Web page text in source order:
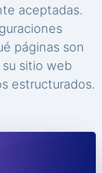
aceptadas.
páginas son
sitio web
estructurados.